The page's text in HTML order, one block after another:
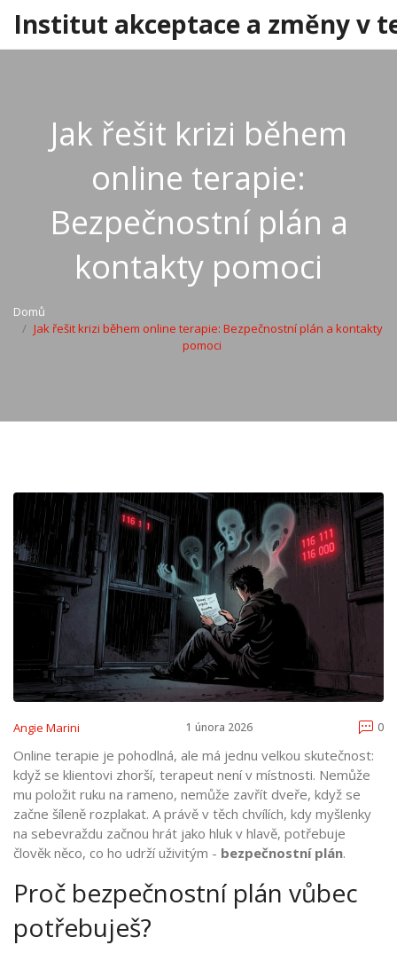
Institut akceptace a změny v
Jak řešit krizi během
online terapie:
Bezpečnostní plán a
kontakty pomoci
Domů
Jak řešit krizi během online terapie: Bezpečnostní plán a kontakty
pomoci
Angie Marini 1 února 2026 0
Online terapie je pohodlná, ale má jednu velkou skutečnost:
když se klientovi zhorší, terapeut není v místnosti. Nemůže
mu položit ruku na rameno, nemůže zavřít dveře, když se
začne šíleně rozplakat. A právě v těch chvílích, kdy myšlenky
na sebevraždu začnou hrát jako hluk v hlavě, potřebuje
člověk něco, co ho udrží uživitým - bezpečnostní plán.
Proč bezpečnostní plán vůbec
potřebuješ?